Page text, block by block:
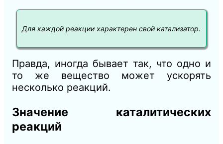
Для каждой реакции характерен свой катализатор.
Правда, иногда бывает так, что одно и
то же вещество может ускорять
несколько реакций.
Значение каталитических
реакций